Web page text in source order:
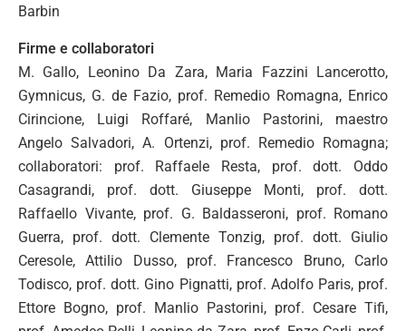
Barbin
Firme e collaboratori
M. Gallo, Leonino Da Zara, Maria Fazzini Lancerotto,
Gymnicus, G. de Fazio, prof. Remedio Romagna, Enrico
Cirincione, Luigi Roffaré, Manlio Pastorini, maestro
Angelo Salvadori, A. Ortenzi, prof. Remedio Romagna;
collaboratori: prof. Raffaele Resta, prof. dott. Oddo
Casagrandi, prof. dott. Giuseppe Monti, prof. dott.
Raffaello Vivante, prof. G. Baldasseroni, prof. Romano
Guerra, prof. dott. Clemente Tonzig, prof. dott. Giulio
Ceresole, Attilio Dusso, prof. Francesco Bruno, Carlo
Todisco, prof. dott. Gino Pignatti, prof. Adolfo Paris, prof.
Ettore Bogno, prof. Manlio Pastorini, prof. Cesare Tifi,